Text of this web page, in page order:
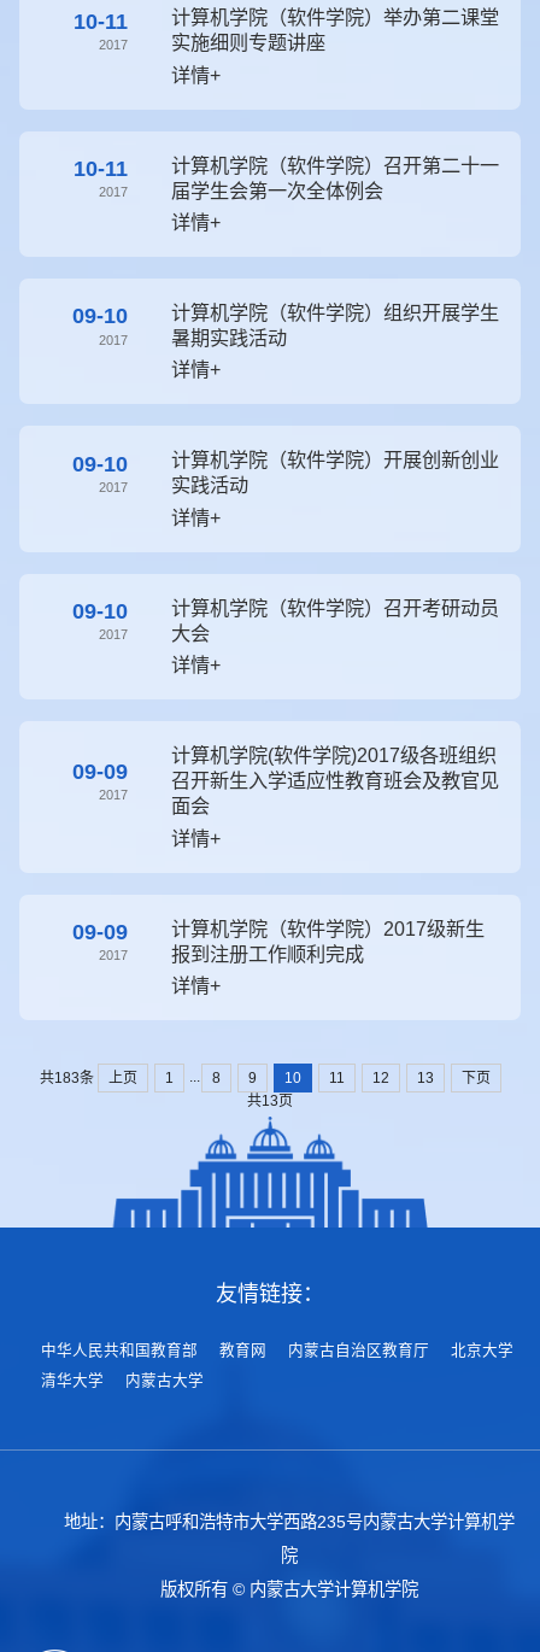
10-11
2017
计算机学院（软件学院）举办第二课堂
实施细则专题讲座
详情+
10-11
2017
计算机学院（软件学院）召开第二十一
届学生会第一次全体例会
详情+
09-10
2017
计算机学院（软件学院）组织开展学生
暑期实践活动
详情+
09-10
2017
计算机学院（软件学院）开展创新创业
实践活动
详情+
09-10
2017
计算机学院（软件学院）召开考研动员
大会
详情+
09-09
2017
计算机学院(软件学院)2017级各班组织
召开新生入学适应性教育班会及教官见
面会
详情+
09-09
2017
计算机学院（软件学院）2017级新生
报到注册工作顺利完成
详情+
共183条 上页 1 ... 8 9 10 11 12 13
下页
共13页
友情链接：
中华人民共和国教育部 教育网 内蒙古自治区教育厅
北京大学
清华大学
内蒙古大学
地址：内蒙古呼和浩特市大学西路235号内蒙古大学计算机学
院
版权所有 © 内蒙古大学计算机学院